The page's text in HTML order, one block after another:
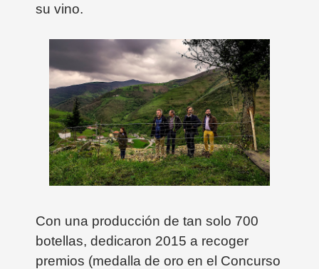
su vino.
Con una producción de tan solo 700
botellas, dedicaron 2015 a recoger
premios (medalla de oro en el Concurso